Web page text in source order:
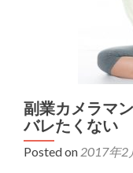
副業カメラマ
バレたくない
Posted on 2017年2